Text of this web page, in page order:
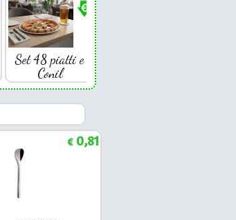
Set 48 piatti e
Conil
€0,81